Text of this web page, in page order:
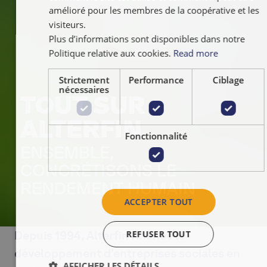
TOUT SUR
ALTERFIN
CONCRÉTISONS LE
RENDEMENT HUMAIN
Depuis 1994, Alterfin finance le
développement d’entreprises sociales en
amélioré pour les membres de la coopérative et les
visiteurs.
Plus d’informations sont disponibles dans notre
Politique relative aux cookies. Read more
Strictement
nécessaires
Performance Ciblage
Fonctionnalité
ACCEPTER TOUT
REFUSER TOUT